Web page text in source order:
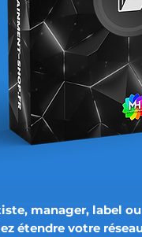
manager, label
étendre votre